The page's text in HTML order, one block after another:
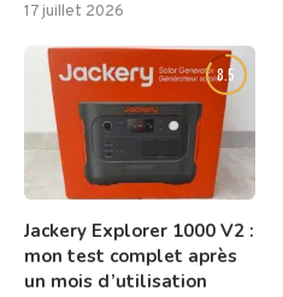
17 juillet 2026
8.5
Jackery Explorer 1000 V2 :
mon test complet après
un mois d’utilisation